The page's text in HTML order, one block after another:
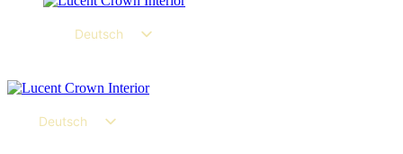
Deutsch
Español
Italiano
Deutsch